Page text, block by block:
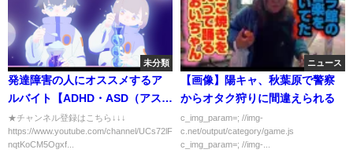
未分類
発達障害の人にオススメするア
ルバイト【ADHD・ASD（アスペ
ルガー・自閉症スペクトラ
ム）】
★チャンネル登録はこちら↓↓↓
https://www.youtube.com/channel/UCs72lFqg-
nqtKoCM5Ogxf...
ニュース
【画像】陽キャ、秋葉原で警察
からオタク狩りに間違えられる
c_img_param=; //img-
c.net/output/category/game.js
c_img_param=; //img-...